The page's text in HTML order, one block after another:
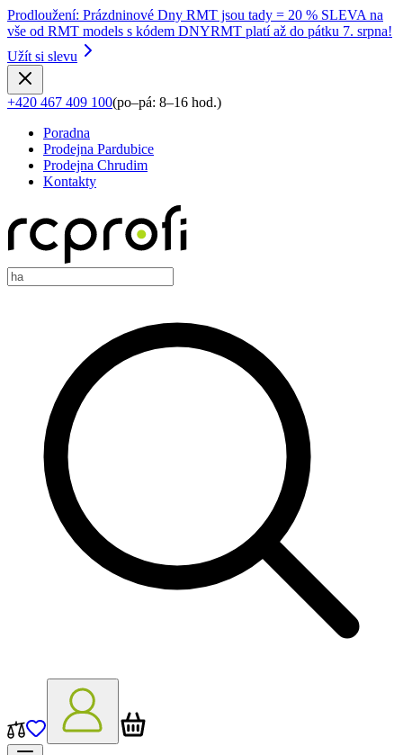
Prodloužení: Prázdninové Dny RMT jsou tady = 20 % SLEVA na
vše od RMT models s kódem DNYRMT platí až do pátku 7. srpna!
Užít si slevu
+420 467 409 100(po–pá: 8–16 hod.)
Poradna
Prodejna Pardubice
Prodejna Chrudim
Kontakty